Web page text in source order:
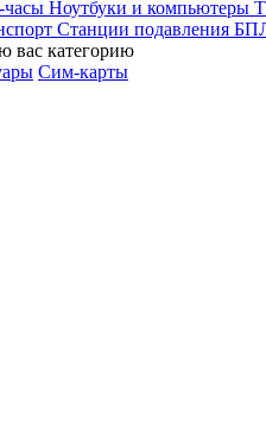
часы Ноутбуки и компьютеры
Станции подавления
вас категорию
Сим-карты